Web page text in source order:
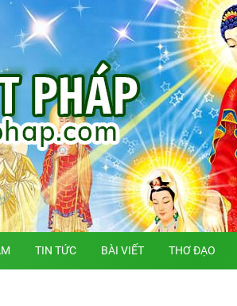
TIN TỨC BÀI VIẾT THƠ ĐẠO